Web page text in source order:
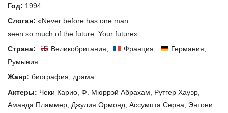
Год: 1994
Слоган: «Never before has one man
seen so much of the future. Your future»
Страна:
Великобритания Франция Германия
Румыния
Жанр: биография
драма
Актеры: Чеки Карио Ф. Мюррэй Абрахам Рутгер Хауэр
Аманда Пламмер Джулия Ормонд Ассумпта Серна
Энтони